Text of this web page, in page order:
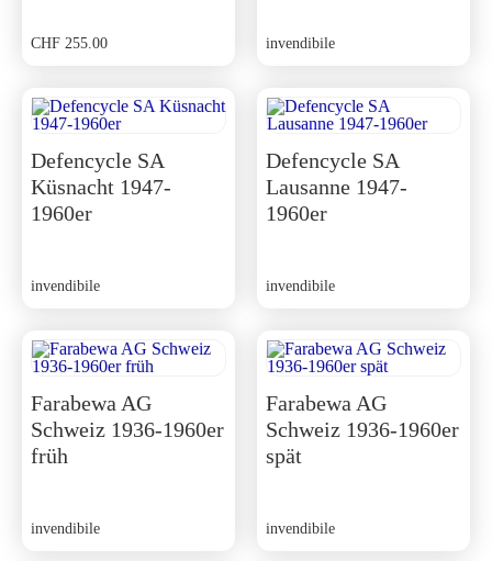
CHF 255.00 invendibile
Defencycle SA
Küsnacht 1947-
1960er
invendibile
Defencycle SA
Lausanne 1947-
1960er
invendibile
Farabewa AG
Schweiz 1936-1960er
früh
invendibile
Farabewa AG
Schweiz 1936-1960er
spät
invendibile